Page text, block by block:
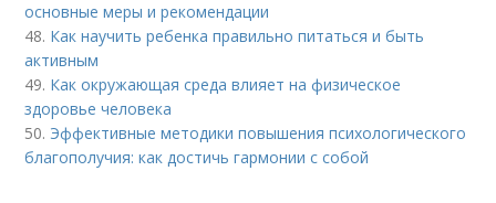
основные меры и рекомендации
48. Как научить ребенка правильно питаться и быть
активным
49. Как окружающая среда влияет на физическое
здоровье человека
50. Эффективные методики повышения психологического
благополучия: как достичь гармонии с собой